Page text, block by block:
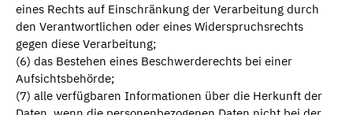
eines Rechts auf Einschränkung der Verarbeitung durch
den Verantwortlichen oder eines Widerspruchsrechts
gegen diese Verarbeitung;
(6) das Bestehen eines Beschwerderechts bei einer
Aufsichtsbehörde;
(7) alle verfügbaren Informationen über die Herkunft der